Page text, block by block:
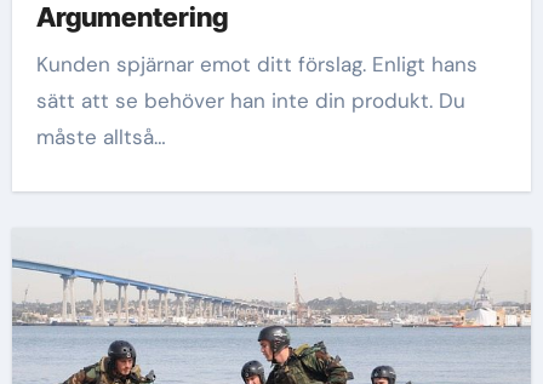
Argumentering
Kunden spjärnar emot ditt förslag. Enligt hans
sätt att se behöver han inte din produkt. Du
måste alltså…